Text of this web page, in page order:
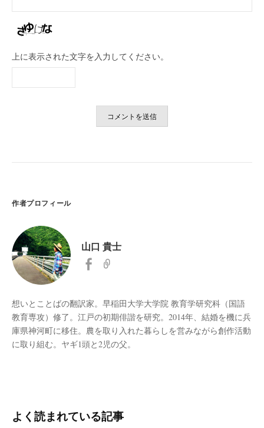
上に表示された文字を入力してください。
作者プロフィール
山口 貴士
想いとことばの翻訳家。早稲田大学大学院 教育学研究科（国語
教育専攻）修了。江戸の初期俳諧を研究。2014年、結婚を機に兵
庫県神河町に移住。農を取り入れた暮らしを営みながら創作活動
に取り組む。ヤギ1頭と2児の父。
よく読まれている記事